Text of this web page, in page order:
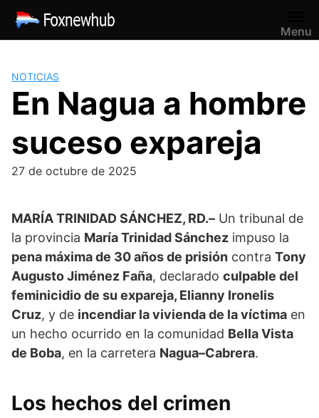
Saltar
contenido
Menu
NOTICIAS
En Nagua a hombre
suceso expareja
27 de octubre de 2025
MARÍA TRINIDAD SÁNCHEZ, RD.– Un tribunal de
la provincia María Trinidad Sánchez impuso la
pena máxima de 30 años de prisión contra Tony
Augusto Jiménez Faña, declarado culpable del
feminicidio de su expareja, Elianny Ironelis
Cruz, y de incendiar la vivienda de la víctima en
un hecho ocurrido en la comunidad Bella Vista
de Boba, en la carretera Nagua–Cabrera.
Los hechos del crimen